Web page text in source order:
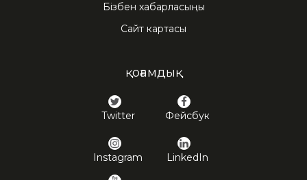
Бізбен хабарласыңы
Сайт картасы
қоғамдық
Twitter Фейсбук
Instagram LinkedIn